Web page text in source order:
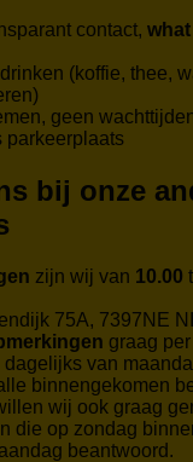
contact,
(koffie, thee,
geen
parkeerplaats
bij onze
zijn wij van 10.00
75A, 7397NE
graag
dagelijks van
binnengekomen
wij ook graag
die op zondag
beantwoord.